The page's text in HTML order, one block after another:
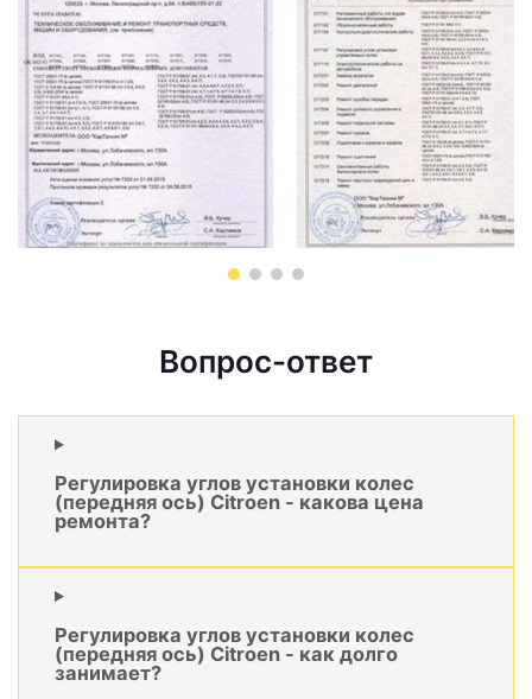
Вопрос-ответ
Регулировка углов установки колес
(передняя ось) Citroen - какова цена
ремонта?
Регулировка углов установки колес
(передняя ось) Citroen - как долго
занимает?